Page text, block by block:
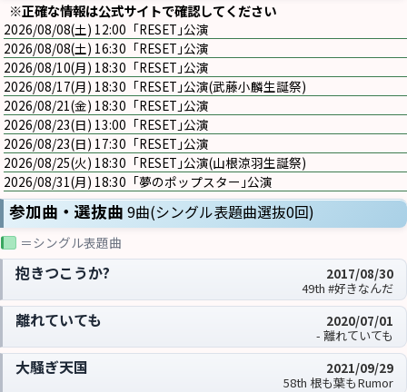
※正確な情報は公式サイトで確認してください
2026/08/08(土) 12:00 ｢RESET｣公演
2026/08/08(土) 16:30 ｢RESET｣公演
2026/08/10(月) 18:30 ｢RESET｣公演
2026/08/17(月) 18:30 ｢RESET｣公演(武藤小麟生誕祭)
2026/08/21(金) 18:30 ｢RESET｣公演
2026/08/23(日) 13:00 ｢RESET｣公演
2026/08/23(日) 17:30 ｢RESET｣公演
2026/08/25(火) 18:30 ｢RESET｣公演(山根涼羽生誕祭)
2026/08/31(月) 18:30 ｢夢のポップスター｣公演
参加曲・選抜曲 9曲(シングル表題曲選抜0回)
＝シングル表題曲
抱きつこうか?
2017/08/30
49th #好きなんだ
離れていても
2020/07/01
- 離れていても
大騒ぎ天国
2021/09/29
58th 根も葉もRumor